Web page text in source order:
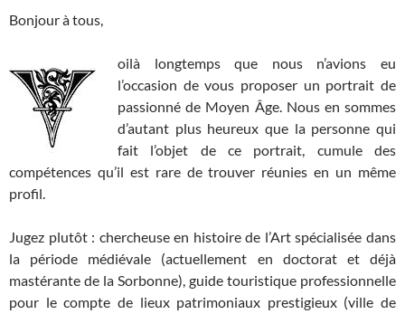
Bonjour à tous,
oilà longtemps que nous n’avions eu
l’occasion de vous proposer un portrait de
passionné de Moyen Âge. Nous en sommes
d’autant plus heureux que la personne qui
fait l’objet de ce portrait, cumule des
compétences qu’il est rare de trouver réunies en un même
profil.
Jugez plutôt : chercheuse en histoire de l’Art spécialisée dans
la période médiévale (actuellement en doctorat et déjà
mastérante de la Sorbonne), guide touristique professionnelle
pour le compte de lieux patrimoniaux prestigieux (ville de